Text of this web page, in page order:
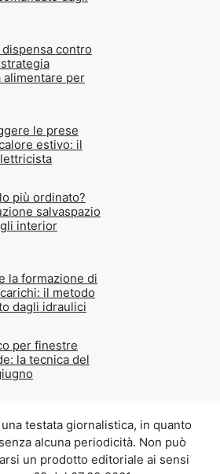
dispensa contro
alimentare per
le prese
estivo: il
più ordinato?
salvaspazio
interior
la formazione di
il metodo
dagli idraulici
per finestre
la tecnica del
testata giornalistica, in quanto
alcuna periodicità. Non può
un prodotto editoriale ai sensi